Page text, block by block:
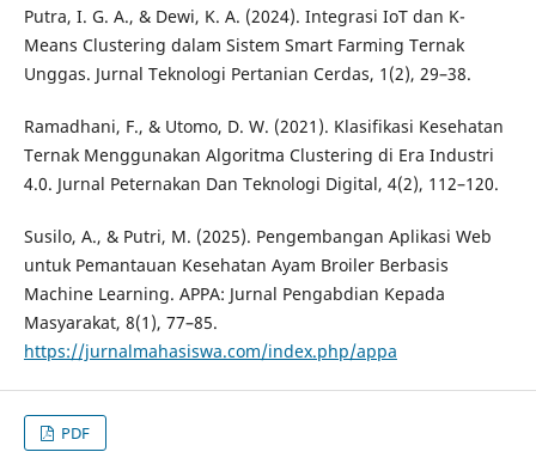
Putra, I. G. A., & Dewi, K. A. (2024). Integrasi IoT dan K-
Means Clustering dalam Sistem Smart Farming Ternak
Unggas. Jurnal Teknologi Pertanian Cerdas, 1(2), 29–38.
Ramadhani, F., & Utomo, D. W. (2021). Klasifikasi Kesehatan
Ternak Menggunakan Algoritma Clustering di Era Industri
4.0. Jurnal Peternakan Dan Teknologi Digital, 4(2), 112–120.
Susilo, A., & Putri, M. (2025). Pengembangan Aplikasi Web
untuk Pemantauan Kesehatan Ayam Broiler Berbasis
Machine Learning. APPA: Jurnal Pengabdian Kepada
Masyarakat, 8(1), 77–85.
https://jurnalmahasiswa.com/index.php/appa
PDF